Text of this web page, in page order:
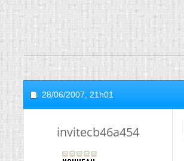
28/06/2007, 21h01
invitecb46a454